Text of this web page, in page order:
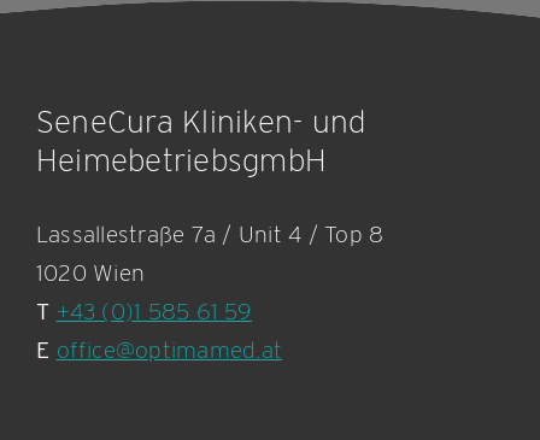
SeneCura Kliniken- und
HeimebetriebsgmbH
Lassallestraße 7a / Unit 4 / Top 8
1020 Wien
T +43 (0)1 585 61 59
E office@optimamed.at